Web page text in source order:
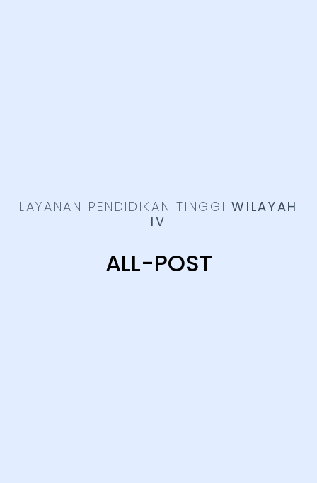
LAYANAN PENDIDIKAN TINGGIWILAYAH
IV
ALL-POST